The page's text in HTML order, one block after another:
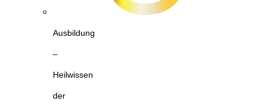
Ausbildung
–
Heilwissen
der